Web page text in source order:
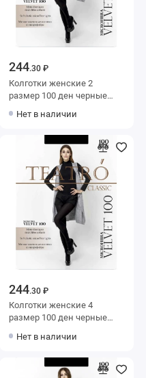
244.30 ₽
Колготки женские 2
размер 100 ден черные
Нет в наличии
244.30 ₽
Колготки женские 4
размер 100 ден черные
Нет в наличии